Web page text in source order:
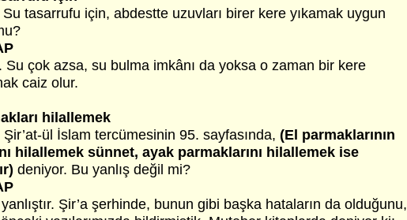
Su tasarrufu için, abdestte uzuvları birer kere yıkamak uygun
Su çok azsa, su bulma imkânı da yoksa o zaman bir kere
caiz olur.
hilallemek
Şir’at-ül İslam tercümesinin 95. sayfasında, (El parmaklarının
hilallemek sünnet, ayak parmaklarını hilallemek ise
deniyor. Bu yanlış değil mi?
Şir’a şerhinde, bunun gibi başka hataların da olduğunu,